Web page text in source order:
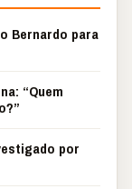
Bernardo para
“Quem
por